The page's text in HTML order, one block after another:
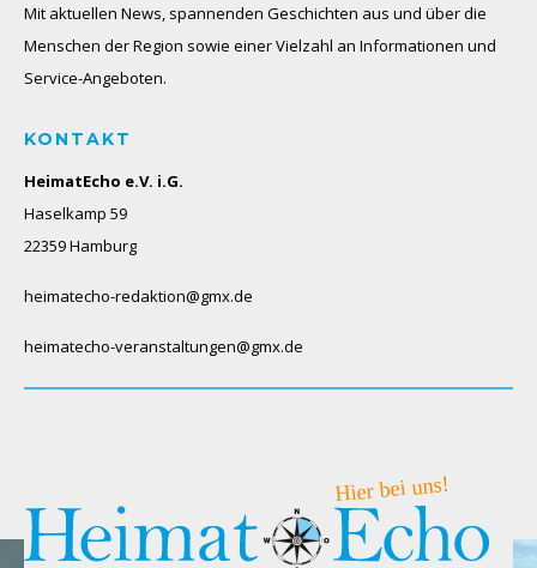
Mit aktuellen News, spannenden Geschichten aus und über die
Menschen der Region sowie einer Vielzahl an Informationen und
Service-Angeboten.
KONTAKT
HeimatEcho e.V. i.G.
Haselkamp 59
22359 Hamburg
heimatecho-redaktion@gmx.de
heimatecho-veranstaltungen@gmx.de